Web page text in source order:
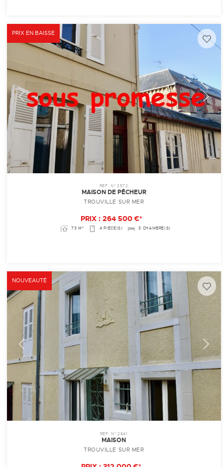
PRIX EN BAISSE
REF. N° 2572
MAISON DE PÊCHEUR
TROUVILLE SUR MER
PRIX : 264 500 €*
73 M² 4 PIÈCE(S) 3 CHAMBRE(S)
NOUVEAUTÉ
REF. N° 2641
MAISON
TROUVILLE SUR MER